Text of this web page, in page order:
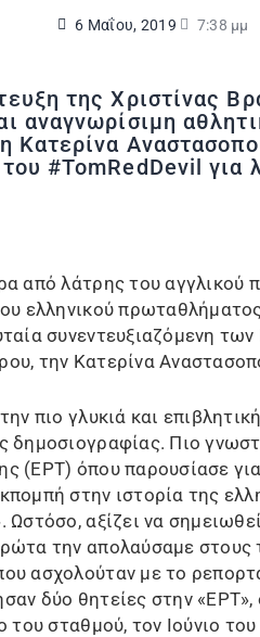
6 Μαΐου, 2019 7:38 μμ
της Χριστίνας
αναγνωρίσιμη
Κατερίνα
#TomRedDevil για
από λάτρης του αγγλικού
ελληνικού
συνεντευξιαζόμενη
την Κατερίνα
πιο γλυκιά και
δημοσιογραφίας. Πιο
(ΕΡΤ) όπου παρουσίασε
στην ιστορία της
Ωστόσο, αξίζει να
την απολαύσαμε στους
ασχολούταν με το
δύο θητείες στην «ΕΡΤ»,
του σταθμού, τον Ιούνιο